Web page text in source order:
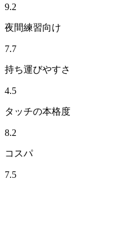
9.2
夜間練習向け
7.7
持ち運びやすさ
4.5
タッチの本格度
8.2
コスパ
7.5